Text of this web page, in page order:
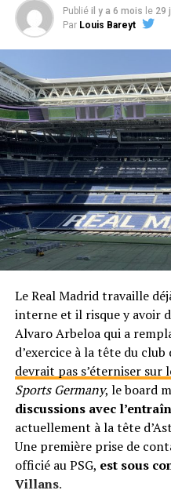
Publié il y a 6 mois le 29
Par Louis Bareyt
Le Real Madrid travaille
interne et il risque y avoir
Alvaro Arbeloa qui a
d’exercice à la tête du
devrait pas s’éterniser sur
Sports Germany, le board
discussions avec
actuellement à la tête
Une première prise de
officié au PSG, est sous
Villans.